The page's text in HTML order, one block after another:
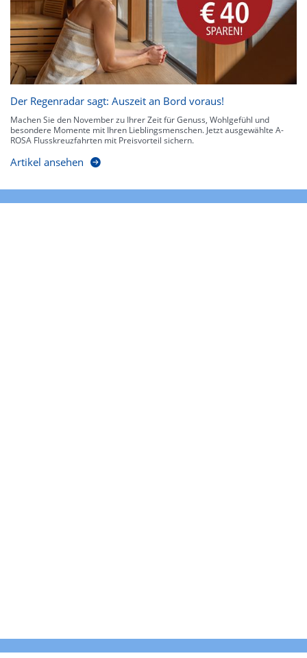
Der Regenradar sagt: Auszeit an Bord voraus!
Machen Sie den November zu Ihrer Zeit für Genuss, Wohlgefühl und
besondere Momente mit Ihren Lieblingsmenschen. Jetzt ausgewählte A-
ROSA Flusskreuzfahrten mit Preisvorteil sichern.
Artikel ansehen